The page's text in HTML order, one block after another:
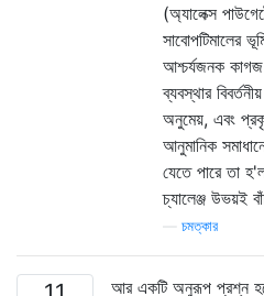
(অ্যালেক্স
সাবোপটিমালের
আশ্চর্যজনক
ব্যবস্থার
অনুমেয়, এবং
আনুমানিক
যেতে পারে তা হ'ল
চ্যালেঞ্জ উভয়ই
চমত্কার
আর একটি অনুরূপ প্রশ্ন